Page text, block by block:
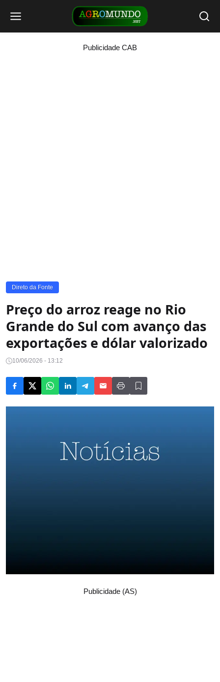
Publicidade CAB
Direto da Fonte
Preço do arroz reage no Rio
Grande do Sul com avanço das
exportações e dólar valorizado
10/06/2026 - 13:12
Publicidade (AS)